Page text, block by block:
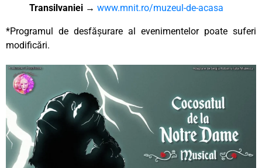
Transilvaniei → www.mnit.ro/muzeul-de-acasa
*Programul de desfășurare al evenimentelor poate suferi
modificări.